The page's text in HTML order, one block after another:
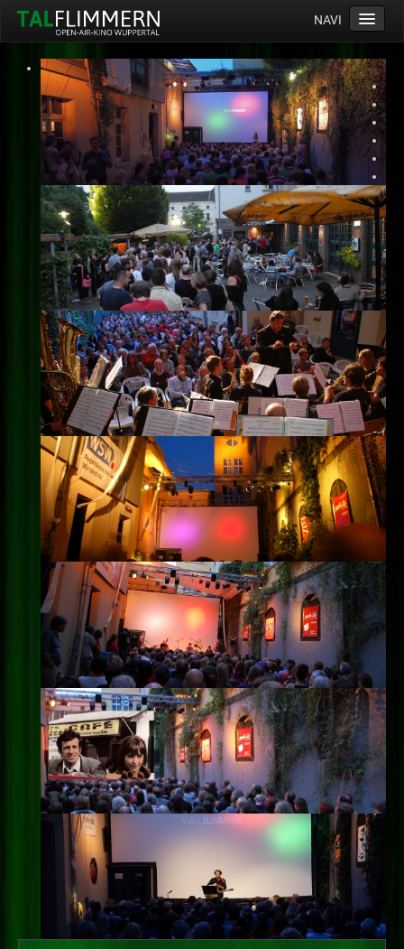
NAVI
Home
Programm
Service
Ticketinfos
Ort
Anreise
Wetter
Kinogutschein
Konzept
Archiv
Kontakt
Impressum
Datenschutz